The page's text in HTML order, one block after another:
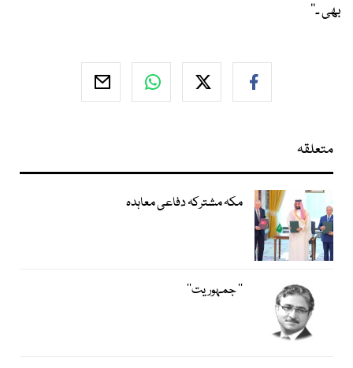
بھی ۔‘‘
متعلقہ
مکہ مشترکہ دفاعی معاہدہ
’’ جمہوریت‘‘